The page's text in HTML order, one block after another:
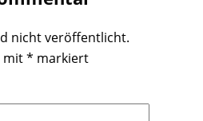
nicht veröffentlicht.
mit* markiert